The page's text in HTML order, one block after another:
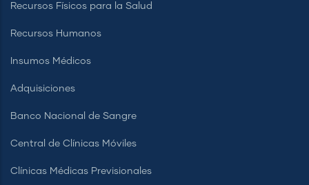
Recursos Físicos para la Salud
Recursos Humanos
Insumos Médicos
Adquisiciones
Banco Nacional de Sangre
Central de Clínicas Móviles
Clínicas Médicas Previsionales